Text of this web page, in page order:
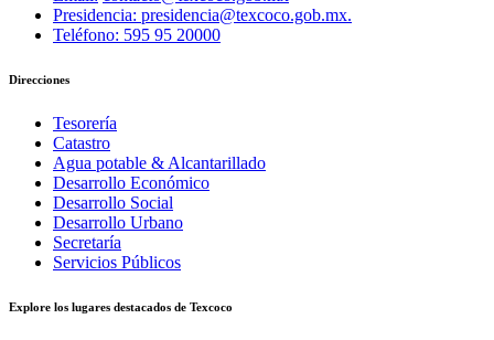
Presidencia: presidencia@texcoco.gob.mx.
Teléfono: 595 95 20000
Direcciones
Tesorería
Catastro
Agua potable & Alcantarillado
Desarrollo Económico
Desarrollo Social
Desarrollo Urbano
Secretaría
Servicios Públicos
Explore los lugares destacados de Texcoco